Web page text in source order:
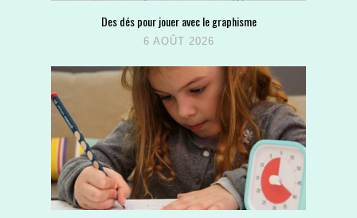
Des dés pour jouer avec le graphisme
6 AOÛT 2026